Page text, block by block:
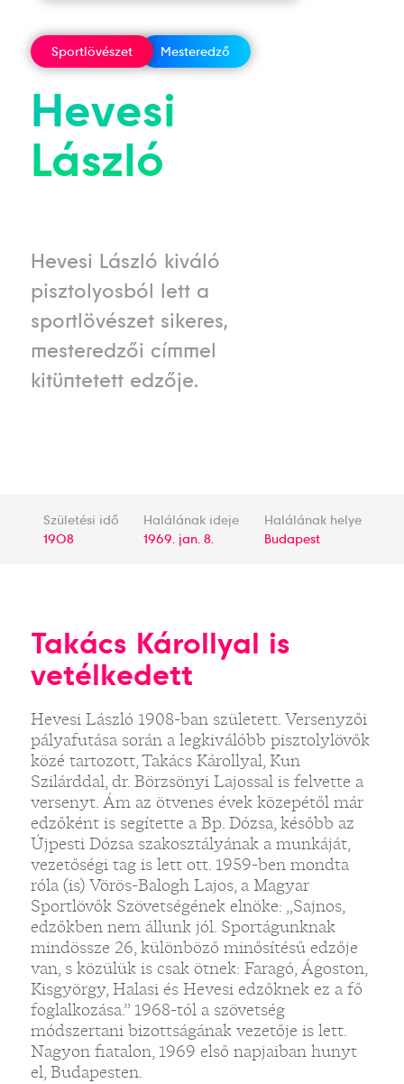
Sportlövészet Mesteredző
Hevesi
László
Hevesi László kiváló
pisztolyosból lett a
sportlövészet sikeres,
mesteredzői címmel
kitüntetett edzője.
Születési idő
1908
Halálának ideje
1969. jan. 8.
Halálának helye
Budapest
Takács Károllyal is
vetélkedett
Hevesi László 1908-ban született. Versenyzői
pályafutása során a legkiválóbb pisztolylövők
közé tartozott, Takács Károllyal, Kun
Szilárddal, dr. Börzsönyi Lajossal is felvette a
versenyt. Ám az ötvenes évek közepétől már
edzőként is segítette a Bp. Dózsa, később az
Újpesti Dózsa szakosztályának a munkáját,
vezetőségi tag is lett ott. 1959-ben mondta
róla (is) Vörös-Balogh Lajos, a Magyar
Sportlövők Szövetségének elnöke: „Sajnos,
edzőkben nem állunk jól. Sportágunknak
mindössze 26, különböző minősítésű edzője
van, s közülük is csak ötnek: Faragó, Ágoston,
Kisgyörgy, Halasi és Hevesi edzőknek ez a fő
foglalkozása.” 1968-tól a szövetség
módszertani bizottságának vezetője is lett.
Nagyon fiatalon, 1969 első napjaiban hunyt
el, Budapesten.